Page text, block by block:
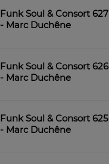
Funk Soul & Consort 627
- Marc Duchêne
Funk Soul & Consort 626
- Marc Duchêne
Funk Soul & Consort 625
- Marc Duchêne